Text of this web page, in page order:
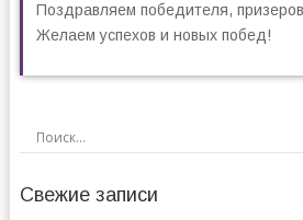
Поздравляем победителя, призеров
Желаем успехов и новых побед!
Свежие записи